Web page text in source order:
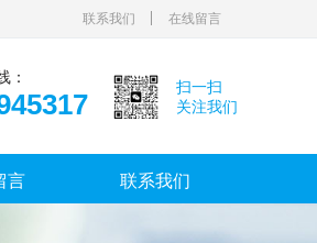
联系我们 在线留言
扫一扫
关注我们
：
言 联系我们